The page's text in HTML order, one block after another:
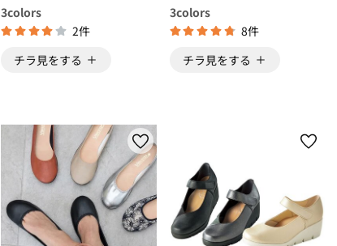
3colors
2件
チラ見をする
3colors
8件
チラ見をする